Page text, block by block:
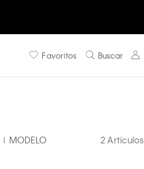
Favoritos Buscar
MODELO 2 Artículos